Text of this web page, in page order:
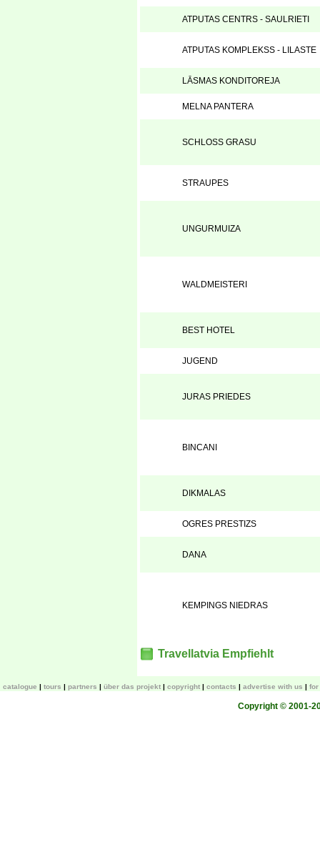
ATPUTAS CENTRS - SAULRIETI
ATPUTAS KOMPLEKSS - LILASTE
LĀSMAS KONDITOREJA
MELNA PANTERA
SCHLOSS GRASU
STRAUPES
UNGURMUIZA
WALDMEISTERI
BEST HOTEL
JUGEND
JURAS PRIEDES
BINCANI
DIKMALAS
OGRES PRESTIZS
DANA
KEMPINGS NIEDRAS
Travellatvia Empfiehlt
catalogue tours partners über das projekt copyright contacts advertise with us for
Copyright © 2001-